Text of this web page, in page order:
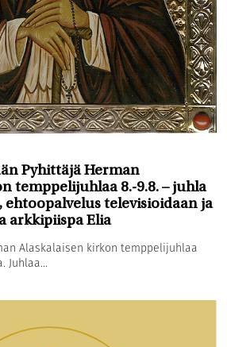
Pyhittäjä Herman
temppelijuhlaa 8.-9.8. – juhla
ehtoopalvelus televisioidaan ja
arkkipiispa Elia
Alaskalaisen kirkon temppelijuhlaa
Juhlaa...